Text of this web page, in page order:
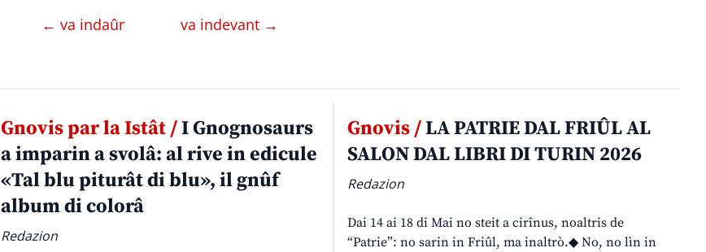
← va indaûr va indevant →
Gnovis par la Istât /I Gnognosaurs
a imparin a svolâ: al rive in edicule
«Tal blu piturât di blu», il gnûf
album di colorâ
Redazion
Gnovis /LA PATRIE DAL FRIÛL AL
SALON DAL LIBRI DI TURIN 2026
Redazion
Dai 14 ai 18 di Mai no steit a cirînus, noaltris de
“Patrie”: no sarin in Friûl, ma inaltrò.◆ No, no lìn in